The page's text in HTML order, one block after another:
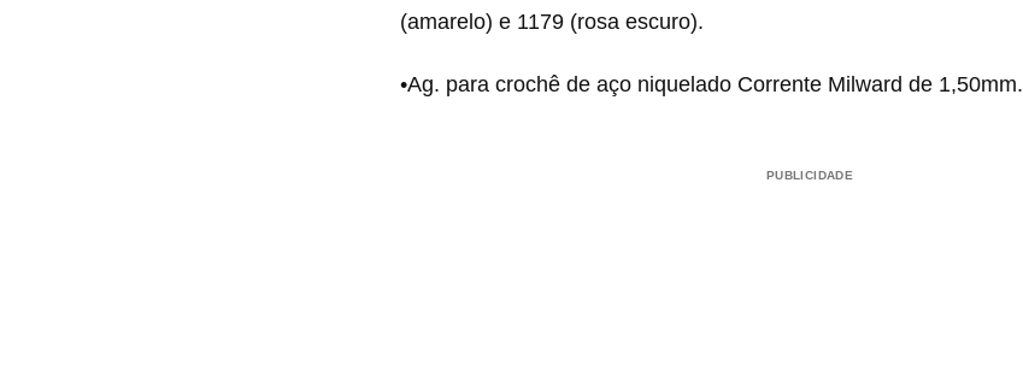
(amarelo) e 1179 (rosa escuro).
•Ag. para crochê de aço niquelado Corrente Milward de 1,50mm.
PUBLICIDADE